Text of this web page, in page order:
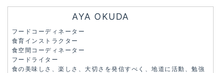
AYA OKUDA
フードコーディネーター
食育インストラクター
食空間コーディネーター
フードライター
食の美味しさ、楽しさ、大切さを発信すべく、地道に活動、勉強